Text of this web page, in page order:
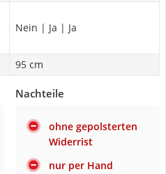
Nein | Ja | Ja
95 cm
Nachteile
ohne gepolsterten
Widerrist
nur per Hand